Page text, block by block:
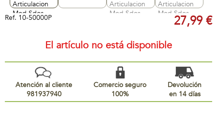
Ref. 10-50000P 27,99 €
El artículo no está disponible
Atención al cliente
981937940
Comercio seguro
100%
Devolución
en 14 días